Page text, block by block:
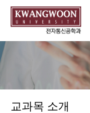
교과목 소개